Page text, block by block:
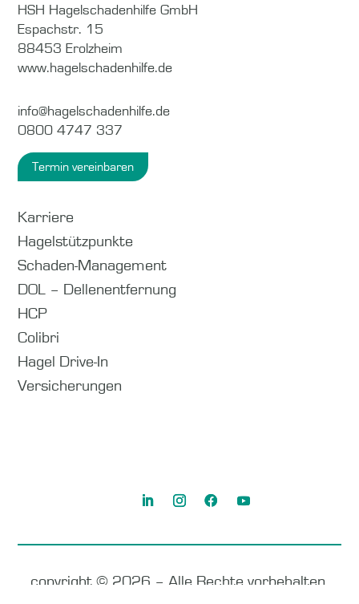
HSH Hagelschadenhilfe GmbH
Espachstr. 15
88453 Erolzheim
www.hagelschadenhilfe.de
info@hagelschadenhilfe.de
0800 4747 337
Termin vereinbaren
Karriere
Hagelstützpunkte
Schaden-Management
DOL – Dellenentfernung
HCP
Colibri
Hagel Drive-In
Versicherungen
copyright © 2026 – Alle Rechte vorbehalten.